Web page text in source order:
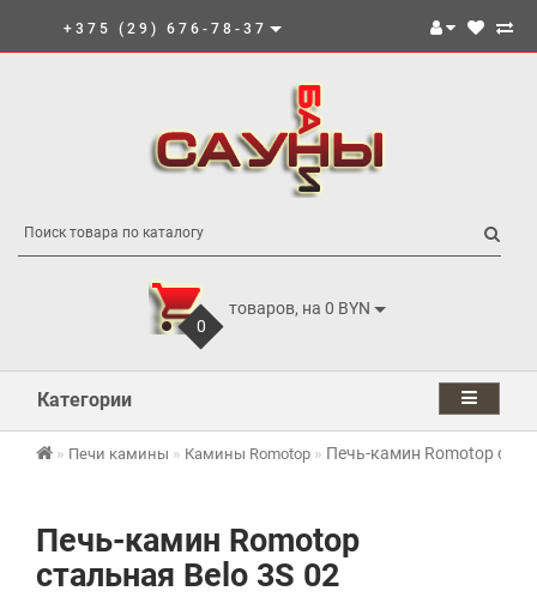
+375 (29) 676-78-37
0
товаров, на 0 BYN
Категории
Печи камины Камины Romotop Печь-камин Romotop
Печь-камин Romotop
стальная Belo 3S 02